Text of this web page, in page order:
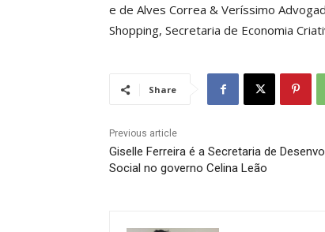
e de Alves Correa & Veríssimo
Shopping, Secretaria de Economia
Share
Previous article
Giselle Ferreira é a Secretaria de
Social no governo Celina Leão